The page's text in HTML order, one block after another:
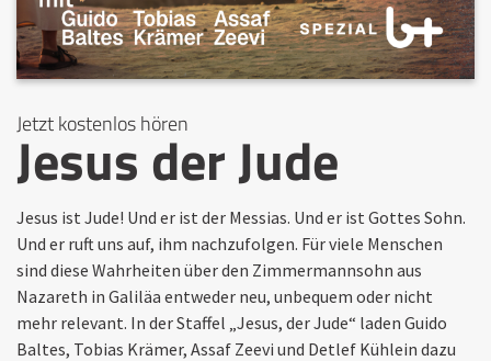
Jetzt kostenlos hören
Jesus der Jude
Jesus ist Jude! Und er ist der Messias. Und er ist Gottes Sohn.
Und er ruft uns auf, ihm nachzufolgen. Für viele Menschen
sind diese Wahrheiten über den Zimmermannsohn aus
Nazareth in Galiläa entweder neu, unbequem oder nicht
mehr relevant. In der Staffel „Jesus, der Jude“ laden Guido
Baltes, Tobias Krämer, Assaf Zeevi und Detlef Kühlein dazu